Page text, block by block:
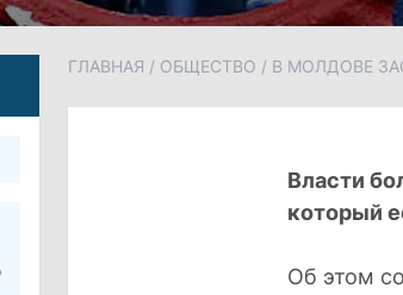
ГЛАВНАЯ / ОБЩЕСТВО / В МОЛДОВЕ
Власти
который
Об этом